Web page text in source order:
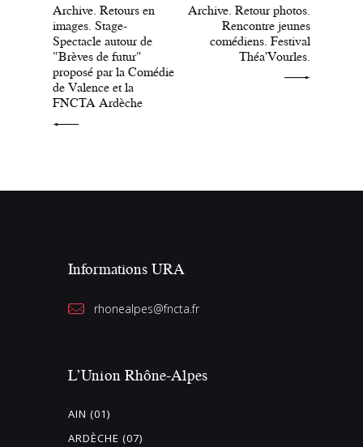
Archive. Retours en
images. Stage-
Spectacle autour de
"Brèves de futur"
proposé par la Comédie
de Valence et la
FNCTA Ardèche
Archive. Retour photos.
Rencontre jeunes
comédiens. Festival
Théa'Vourles.
Informations URA
rhonealpes@fncta.fr
L’Union Rhône-Alpes
AIN (01)
ARDÈCHE (07)